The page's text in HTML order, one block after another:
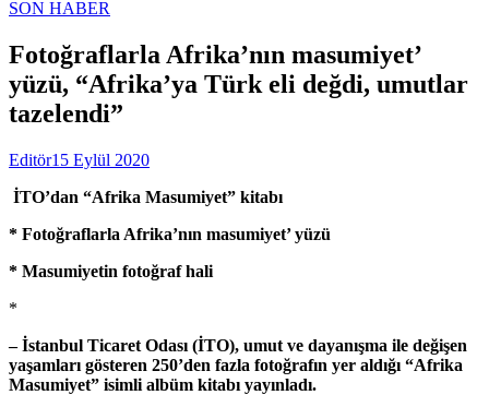
SON HABER
Fotoğraflarla Afrika’nın masumiyet’
yüzü, “Afrika’ya Türk eli değdi, umutlar
tazelendi”
Editör15 Eylül 2020
İTO’dan “Afrika Masumiyet” kitabı
* Fotoğraflarla Afrika’nın masumiyet’ yüzü
* Masumiyetin fotoğraf hali
*
– İstanbul Ticaret Odası (İTO), umut ve dayanışma ile değişen
yaşamları gösteren 250’den fazla fotoğrafın yer aldığı “Afrika
Masumiyet” isimli albüm kitabı yayınladı.